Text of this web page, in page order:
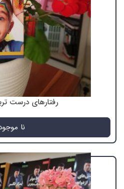
رفتارهای درست
نا